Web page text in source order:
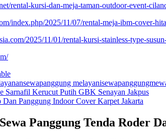
rental-kursi-dan-meja-taman-outdoor-event-
index.php/2025/11/07/rental-meja-ibm-cover-
2025/11/01/rental-kursi-stainless-type-
Sarnafil Kerucut Putih GBK Senayan Jakpus
Dan Panggung Indoor Cover Karpet Jakarta
Sewa Panggung Tenda Roder